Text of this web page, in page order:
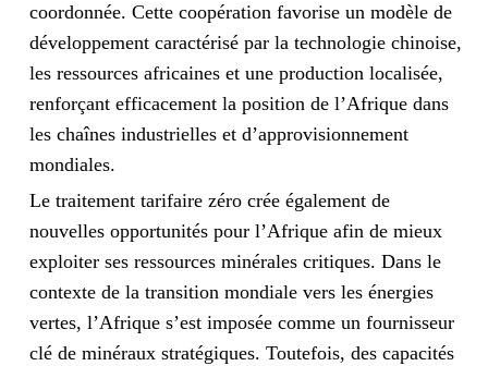
coordonnée. Cette coopération favorise un modèle de
développement caractérisé par la technologie chinoise,
les ressources africaines et une production localisée,
renforçant efficacement la position de l’Afrique dans
les chaînes industrielles et d’approvisionnement
mondiales.
Le traitement tarifaire zéro crée également de
nouvelles opportunités pour l’Afrique afin de mieux
exploiter ses ressources minérales critiques. Dans le
contexte de la transition mondiale vers les énergies
vertes, l’Afrique s’est imposée comme un fournisseur
clé de minéraux stratégiques. Toutefois, des capacités